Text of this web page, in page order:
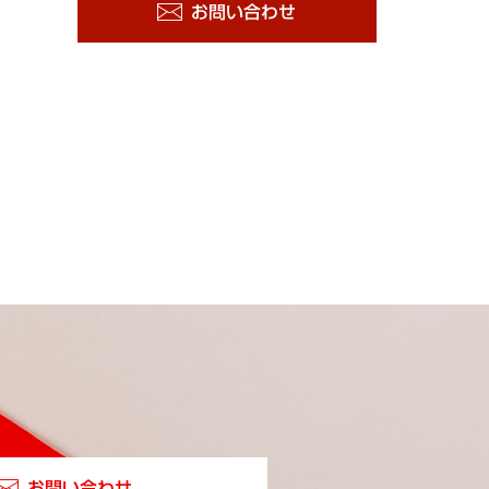
お問い合わせ